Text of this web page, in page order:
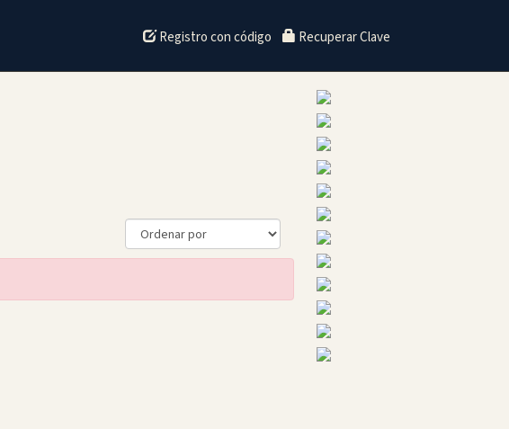
Registro con código Recuperar Clave